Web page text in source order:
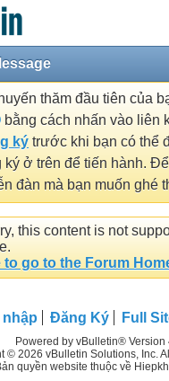
thăm đầu tiên của
bằng cách nhấn vào liên
ký trước khi bạn có thể
ký ở trên để tiến hành.
đàn mà bạn muốn ghé
this content is not
to go to the Forum
Đăng Ký Full
Powered by vBulletin® Version
© 2026 vBulletin Solutions, Inc.
quyền website thuộc về